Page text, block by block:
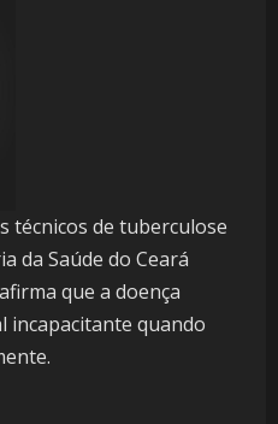
técnicos de tuberculose
da Saúde do Ceará
que a doença
incapacitante quando